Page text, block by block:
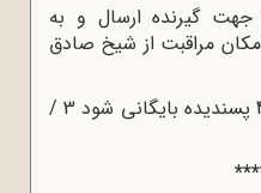
گیرنده ارسال و به
مراقبت از شیخ صادق
اصل در 67908 است 49976 پسندیده بایگانی شود 3 /